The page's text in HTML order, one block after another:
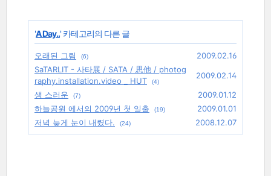
'A Day..' 카테고리의 다른 글
오래된 그림 (6)
2009.02.16
SaTARLIT - 사타展 / SATA / 思他 / photog
raphy.installation.video _ HUT
(4)
2009.02.14
생 스러운
(7)
2009.01.12
하늘공원 에서의 2009년 첫 일출
(19)
2009.01.01
저녁 늦게 눈이 내렸다.
(24) 2008.12.07